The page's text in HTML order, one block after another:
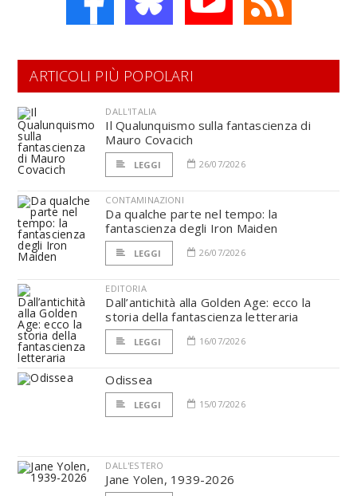
ARTICOLI PIÙ POPOLARI
DALL'ITALIA
Il Qualunquismo sulla fantascienza di
Mauro Covacich
LEGGI 26/07/2026
CONTAMINAZIONI
Da qualche parte nel tempo: la
fantascienza degli Iron Maiden
LEGGI 26/07/2026
EDITORIA
Dall’antichità alla Golden Age: ecco la
storia della fantascienza letteraria
LEGGI 16/07/2026
Odissea
LEGGI 15/07/2026
DALL'ESTERO
Jane Yolen, 1939-2026